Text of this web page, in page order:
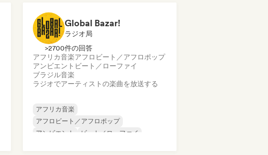
Global Bazar!
ラジオ局
>2700件の回答
アフリカ音楽アフロビート／アフロポップ
アンビエント ビート／ローファイ
ブラジル音楽
ラジオでアーティストの楽曲を放送する
アフリカ音楽
アフロビート／アフロポップ
アンビエント
ビート／ローファイ